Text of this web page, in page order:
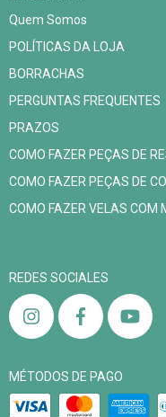
Quem Somos
POLÍTICAS DA LOJA
BORRACHAS
PERGUNTAS FREQUENTES
PRAZOS
COMO FAZER PEÇAS DE
COMO FAZER PEÇAS DE
COMO FAZER VELAS COM
REDES SOCIALES
MÉTODOS DE PAGO